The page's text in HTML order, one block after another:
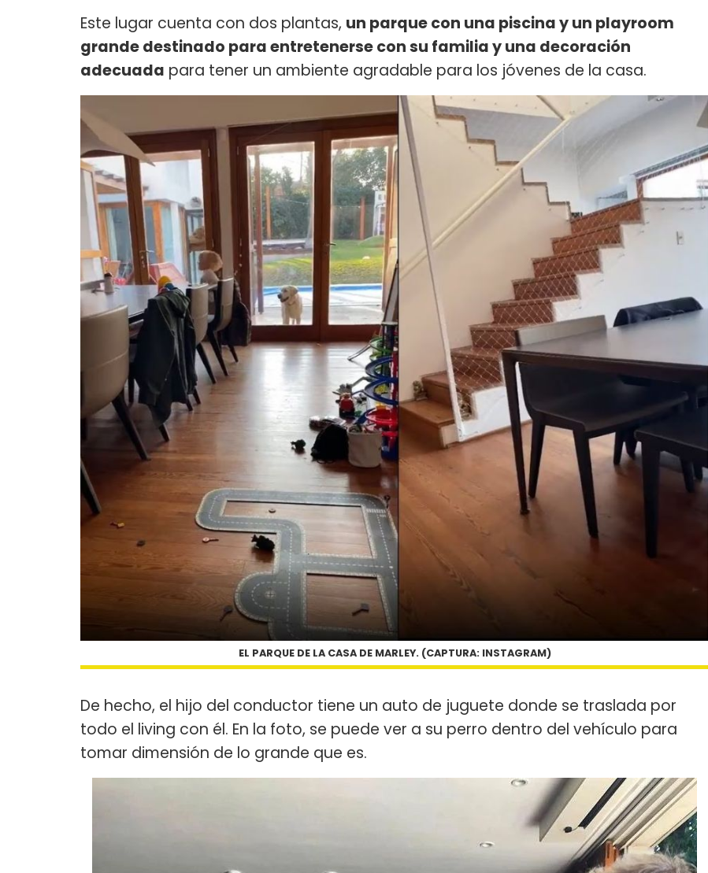
Este lugar cuenta con dos plantas, un parque con una piscina y un playroom
grande destinado para entretenerse con su familia y una decoración
adecuada para tener un ambiente agradable para los jóvenes de la casa.
EL PARQUE DE LA CASA DE MARLEY. (CAPTURA: INSTAGRAM)
De hecho, el hijo del conductor tiene un auto de juguete donde se traslada por
todo el living con él. En la foto, se puede ver a su perro dentro del vehículo para
tomar dimensión de lo grande que es.